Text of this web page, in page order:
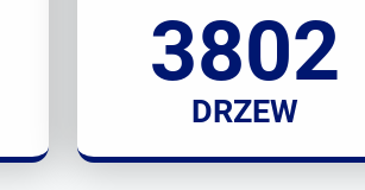
3802
DRZEW